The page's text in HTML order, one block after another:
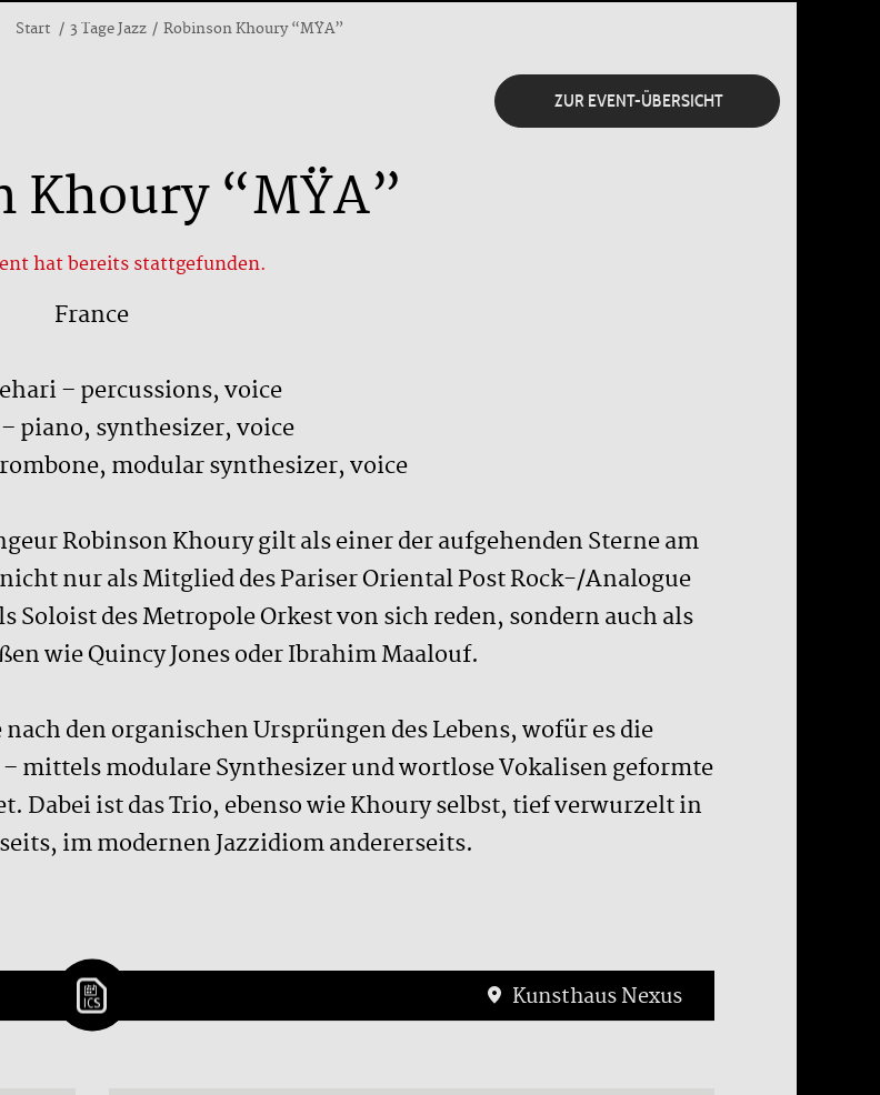
Start 3 Tage Jazz Robinson Khoury “MŸA”
ZUR EVENT-ÜBERSICHT
Khoury “MŸA”
hat bereits stattgefunden.
France
– percussions, voice
– piano, synthesizer, voice
modular synthesizer, voice
Robinson Khoury gilt als einer der aufgehenden Sterne am
nur als Mitglied des Pariser Oriental Post Rock-/Analogue
Soloist des Metropole Orkest von sich reden, sondern auch als
wie Quincy Jones oder Ibrahim Maalouf.
den organischen Ursprüngen des Lebens, wofür es die
mittels modulare Synthesizer und wortlose Vokalisen geformte
Dabei ist das Trio, ebenso wie Khoury selbst, tief verwurzelt in
im modernen Jazzidiom andererseits.
Kunsthaus Nexus